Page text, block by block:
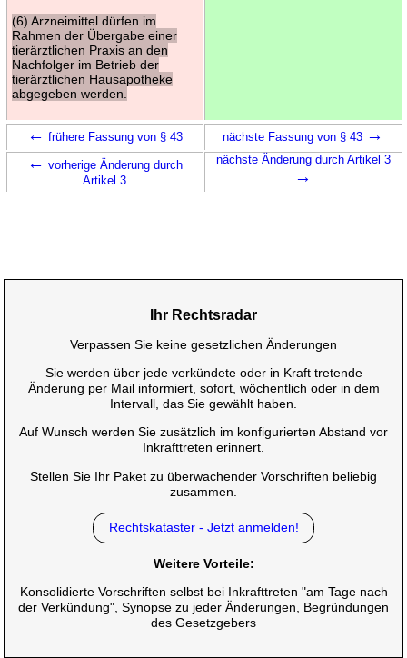
(6) Arzneimittel dürfen im
Rahmen der Übergabe einer
tierärztlichen Praxis an den
Nachfolger im Betrieb der
tierärztlichen Hausapotheke
abgegeben werden.
← frühere Fassung von § 43 nächste Fassung von § 43 →
← vorherige Änderung durch
Artikel 3
nächste Änderung durch Artikel 3
→
Ihr Rechtsradar
Verpassen Sie keine gesetzlichen Änderungen
Sie werden über jede verkündete oder in Kraft tretende
Änderung per Mail informiert, sofort, wöchentlich oder in dem
Intervall, das Sie gewählt haben.
Auf Wunsch werden Sie zusätzlich im konfigurierten Abstand vor
Inkrafttreten erinnert.
Stellen Sie Ihr Paket zu überwachender Vorschriften beliebig
zusammen.
Rechtskataster - Jetzt anmelden!
Weitere Vorteile:
Konsolidierte Vorschriften selbst bei Inkrafttreten "am Tage nach
der Verkündung", Synopse zu jeder Änderungen, Begründungen
des Gesetzgebers